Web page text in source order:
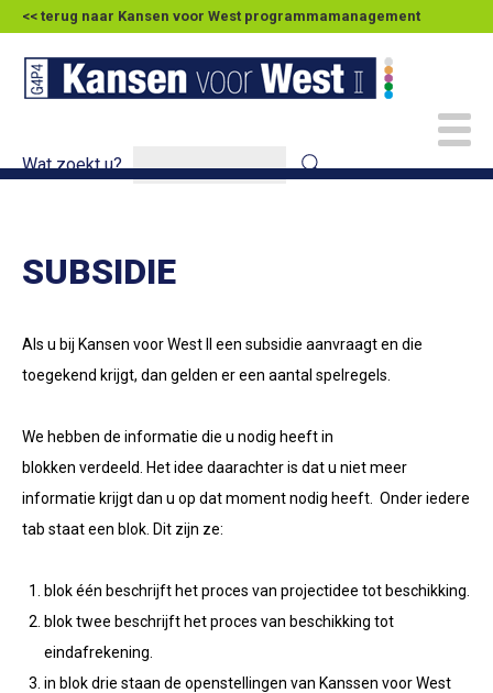
<< terug naar Kansen voor West programmamanagement
Wat zoekt u?
SUBSIDIE
Als u bij Kansen voor West II een subsidie aanvraagt en die
toegekend krijgt, dan gelden er een aantal spelregels.
We hebben de informatie die u nodig heeft in
blokken verdeeld. Het idee daarachter is dat u niet meer
informatie krijgt dan u op dat moment nodig heeft. Onder iedere
tab staat een blok. Dit zijn ze:
blok één beschrijft het proces van projectidee tot beschikking.
blok twee beschrijft het proces van beschikking tot
eindafrekening.
in blok drie staan de openstellingen van Kanssen voor West